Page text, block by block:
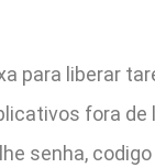
para liberar
fora de
senha,